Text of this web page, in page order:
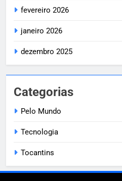
fevereiro 2026
janeiro 2026
dezembro 2025
Categorias
Pelo Mundo
Tecnologia
Tocantins